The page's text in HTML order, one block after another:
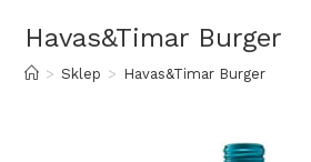
Havas&Timar Burger
> Sklep > Havas&Timar Burger